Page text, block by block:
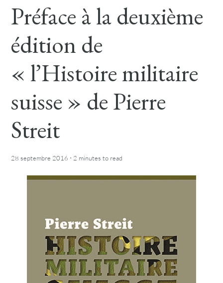
Préface à la deuxième
édition de
« l’Histoire militaire
suisse » de Pierre
Streit
28 septembre 2016 · 2 minutes to read